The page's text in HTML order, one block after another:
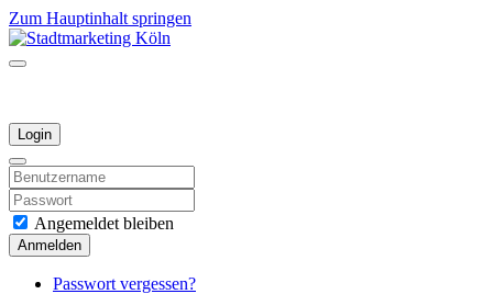
Zum Hauptinhalt springen
Login
Angemeldet bleiben
Anmelden
Passwort vergessen?